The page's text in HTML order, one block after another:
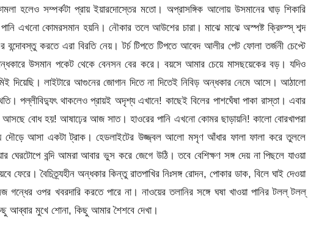
হলেও সম্পর্কটা প্রায় ইয়ারদোস্তের মতো। অপ্রাসঙ্গিক আলোয় উসমানের ঘাড় শিকারি
এখনো কোমরসমান হয়নি। নৌকার তলে আউশের চারা। মাঝে মাঝে অস্পষ্ট ক্রিচ্স্স্ শব্দ
করতে এরা বিরতি নেয়। টর্চ টিপতে টিপতে আবেদ আলীর পেট ফোলা তর্জনী চেপ্টে
উসমান পকেট থেকে বেনসন বের করে। বয়সে আমার চেয়ে মাসছয়েকের বড়। যদিও
দিয়েছি। লাইটারে আগুনের জোগান দিতে না দিতেই নিবিড় অন্ধকার নেমে আসে। আঠালো
থাকলেও প্রায়ই অদৃশ্য এখানে! কাছেই বিলের পাশঘেঁষা পাকা রাস্তা। এবার
আসছে বোধ হয়! আষাঢ়ের আজ সাত। হাওরের পানি এখনো কোমর ছাড়ায়নি! কালো বোরখাপরা
দৌড়ে আসা একটা ট্রাক। হেডলাইটের উজ্জ্বল আলো মসৃণ আঁধার ফালা ফালা করে তুললে
ঘেরটোপে বন্দি আমরা আবার ভুস করে জেগে উঠি। তবে বেশিক্ষণ সঙ্গ দেয় না পিছলে যাওয়া
বৈচিত্র্যহীন অন্ধকার কিন্তু রাতপাখির নিঃসঙ্গ রোদন, পোকার ডাক, বিলে ঘাই দেওয়া
গন্ধের ওপর খবরদারি করতে পারে না। নাওয়ের তলানির সঙ্গে ঘষা খাওয়া পানির টলল্ টলল্
আব্বার মুখে শোনা, কিছু আমার শৈশবে দেখা।